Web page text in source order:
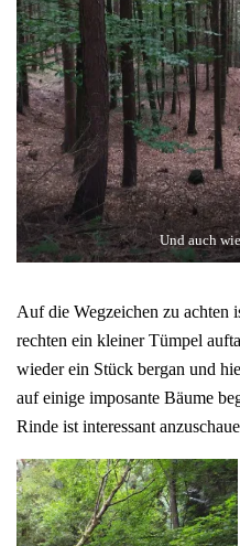
Und auch
Auf die Wegzeichen zu achten
rechten ein kleiner Tümpel
wieder ein Stück bergan und
auf einige imposante Bäume
Rinde ist interessant